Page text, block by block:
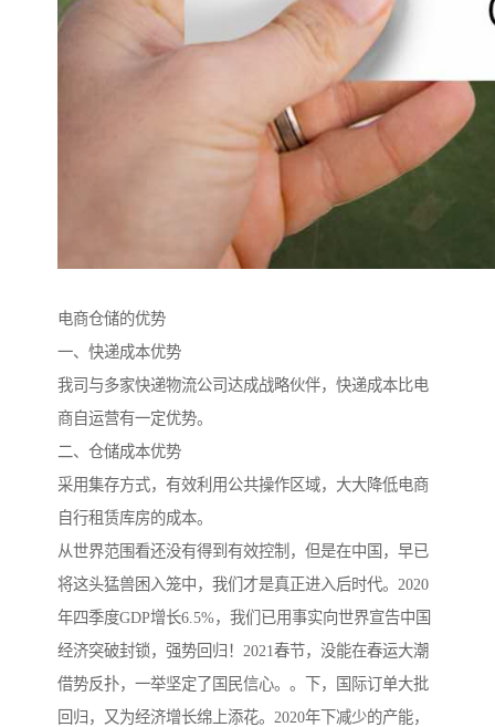
电商仓储的优势
一、快递成本优势
我司与多家快递物流公司达成战略伙伴，快递成本比电
商自运营有一定优势。
二、仓储成本优势
采用集存方式，有效利用公共操作区域，大大降低电商
自行租赁库房的成本。
从世界范围看还没有得到有效控制，但是在中国，早已
将这头猛兽困入笼中，我们才是真正进入后时代。2020
年四季度GDP增长6.5%，我们已用事实向世界宣告中国
经济突破封锁，强势回归！2021春节，没能在春运大潮
借势反扑，一举坚定了国民信心。。下，国际订单大批
回归，又为经济增长绵上添花。2020年下减少的产能，